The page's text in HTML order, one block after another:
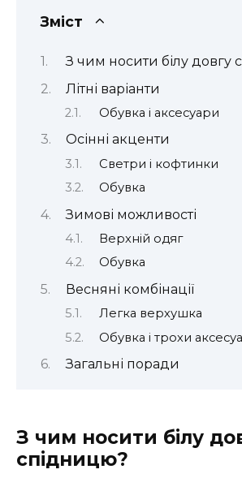
Зміст
З чим носити білу довгу
Літні варіанти
Обувка і аксесуари
Осінні акценти
Светри і кофтинки
Обувка
Зимові можливості
Верхній одяг
Обувка
Весняні комбінації
Легка верхушка
Обувка і трохи
Загальні поради
З чим носити білу
спідницю?